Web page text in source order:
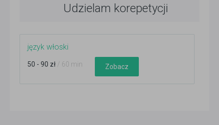
Udzielam korepetycji
język włoski
50 - 90 zł / 60 min Zobacz